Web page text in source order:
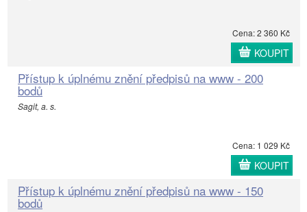
Cena: 2 360 Kč
KOUPIT
Přístup k úplnému znění předpisů na www - 200
bodů
Sagit, a. s.
Cena: 1 029 Kč
KOUPIT
Přístup k úplnému znění předpisů na www - 150
bodů